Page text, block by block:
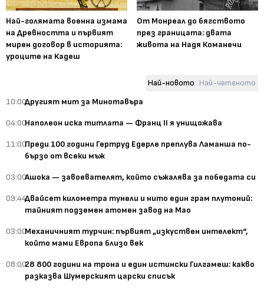
Най-голямата военна измама
на Древността и първият
мирен договор в историята:
уроците на Кадеш
От Монреал до бягството
през границата: двата
живота на Надя Команечи
Най-новото Най-четеното
10:00Другият мит за Минотавъра
04:00Наполеон иска титлата — Франц II я унищожава
11:00Преди 100 години Гертруд Едерле преплува Ламанша по-
бързо от всеки мъж
03:00Ашока — завоевателят, който съжалява за победата си
09:44Двайсет километра тунели и нито един грам плутоний:
тайният подземен атомен завод на Мао
03:00Механичният турчин: първият „изкуствен интелект“,
който мами Европа близо век
08:0028 800 години на трона и един истински Гилгамеш: какво
разказва Шумерският царски списък